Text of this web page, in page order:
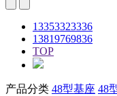
13353323336
13819769836
TOP
产品分类 48型基座 48